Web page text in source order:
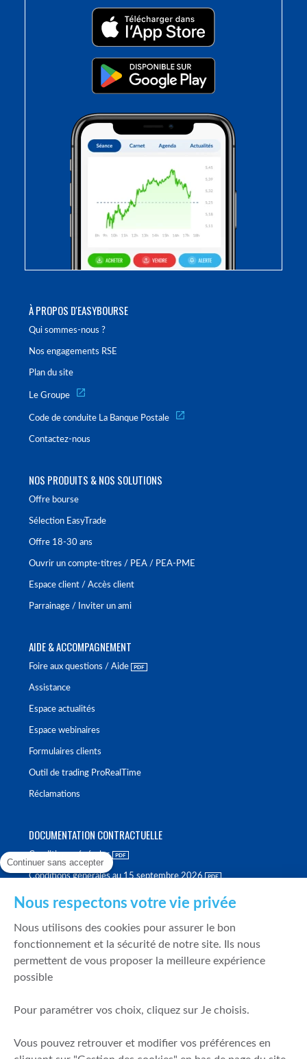
À PROPOS D'EASYBOURSE
Qui sommes-nous ?
Nos engagements RSE
Plan du site
Le Groupe
Code de conduite La Banque Postale
Contactez-nous
NOS PRODUITS & NOS SOLUTIONS
Offre bourse
Sélection EasyTrade
Offre 18-30 ans
Ouvrir un compte-titres / PEA / PEA-PME
Espace client / Accès client
Parrainage / Inviter un ami
AIDE & ACCOMPAGNEMENT
Foire aux questions / Aide
Assistance
Espace actualités
Espace webinaires
Formulaires clients
Outil de trading ProRealTime
Réclamations
DOCUMENTATION CONTRACTUELLE
Conditions générales
Conditions générales au 15 septembre 2026
Politique de meilleure sélection
Politique de durabilité
Fonds de garantie des dépôts et de résolution
Mentions légales
Continuer sans accepter
Nous respectons votre vie privée
Nous utilisons des cookies pour assurer le bon
fonctionnement et la sécurité de notre site. Ils nous
permettent de vous proposer la meilleure expérience
possible
Pour paramétrer vos choix, cliquez sur Je choisis.
Vous pouvez retrouver et modifier vos préférences en